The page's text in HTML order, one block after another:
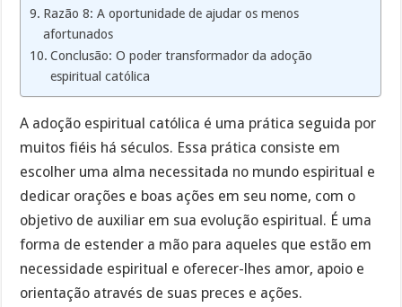
Razão 8: A oportunidade de ajudar os menos
afortunados
Conclusão: O poder transformador da adoção
espiritual católica
A adoção espiritual católica é uma prática seguida por
muitos fiéis há séculos. Essa prática consiste em
escolher uma alma necessitada no mundo espiritual e
dedicar orações e boas ações em seu nome, com o
objetivo de auxiliar em sua evolução espiritual. É uma
forma de estender a mão para aqueles que estão em
necessidade espiritual e oferecer-lhes amor, apoio e
orientação através de suas preces e ações.